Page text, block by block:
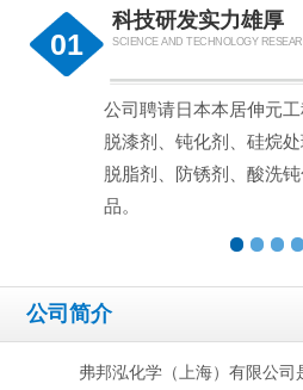
01
科技研发实力雄厚
SCIENCE AND TECHNOLOGY
公司聘请日本本居伸元
脱漆剂、钝化剂、硅烷
脱脂剂、防锈剂、酸洗
品。
公司简介
弗邦泓化学（上海）有限公司